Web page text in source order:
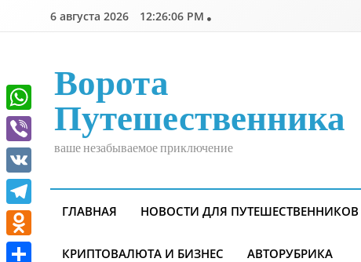
6 августа 2026 12:26:07 PM
Ворота
Путешественника
ваше незабываемое приключение
ГЛАВНАЯ НОВОСТИ ДЛЯ ПУТЕШЕСТВЕННИКОВ
КРИПТОВАЛЮТА И БИЗНЕС АВТОРУБРИКА
WhatsApp
Viber
VK
Telegram
Odnoklassniki